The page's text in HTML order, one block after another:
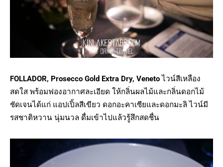
FOLLADOR, Prosecco Gold Extra Dry, Venetoไวน์สีเหลือง
สดใส พร้อมฟองอากาศละเอียด ให้กลิ่นผลไม้และกลิ่นดอกไม้
ชัดเจนได้แก่ แอปเปิ้ลสีเขียว ดอกอะคาเซียและดอกมะลิ ไวน์มี
รสชาติหวาน นุ่มนวล ดื่มเข้าไปแล้วรู้สึกสดชื่น